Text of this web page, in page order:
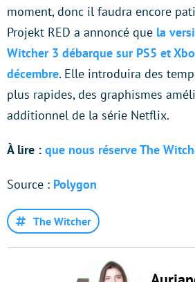
moment, donc il faudra encore
Projekt RED a annoncé que la
Witcher 3 débarque sur PS5 et
décembre. Elle introduira des
plus rapides, des graphismes
additionnel de la série Netflix.
À lire : que nous réserve The
Source : Polygon
The Witcher